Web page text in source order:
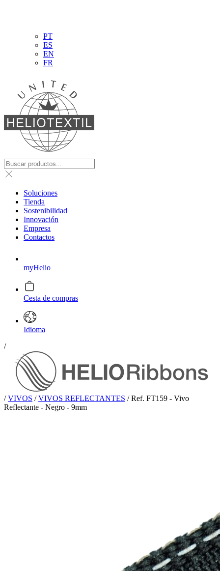
PT
ES
EN
FR
Soluciones
Tienda
Sostenibilidad
Innovación
Empresa
Contactos
myHelio
Cesta de compras
Idioma
/
/ VIVOS / VIVOS REFLECTANTES / Ref. FT159 - Vivo
Reflectante - Negro - 9mm